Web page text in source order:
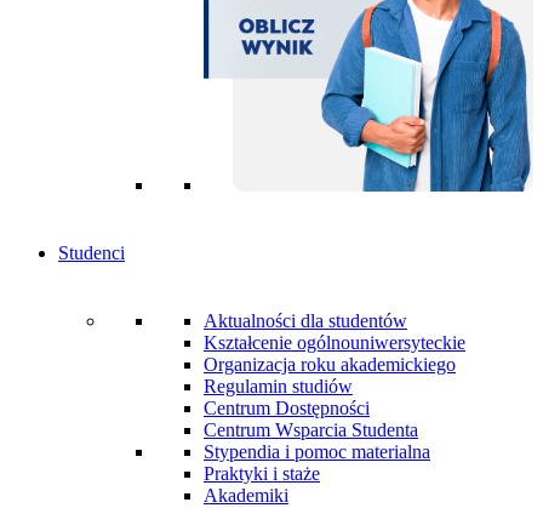
Studenci
Aktualności dla studentów
Kształcenie ogólnouniwersyteckie
Organizacja roku akademickiego
Regulamin studiów
Centrum Dostępności
Centrum Wsparcia Studenta
Stypendia i pomoc materialna
Praktyki i staże
Akademiki